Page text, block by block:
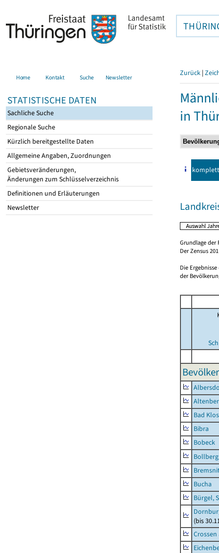
Home Kontakt Suche Newsletter
STATISTISCHE DATEN
Sachliche Suche
Regionale Suche
Kürzlich bereitgestellte Daten
Allgemeine Angaben, Zuordnungen
Gebietsveränderungen,
Änderungen zum Schlüsselverzeichnis
Definitionen und Erläuterungen
Newsletter
Zurück |
in
komplett
Grundlage der
Der Zensus
Die
der
Bad
Bibra
Bobeck
Bollberg
Bucha
Bürgel,
(bis